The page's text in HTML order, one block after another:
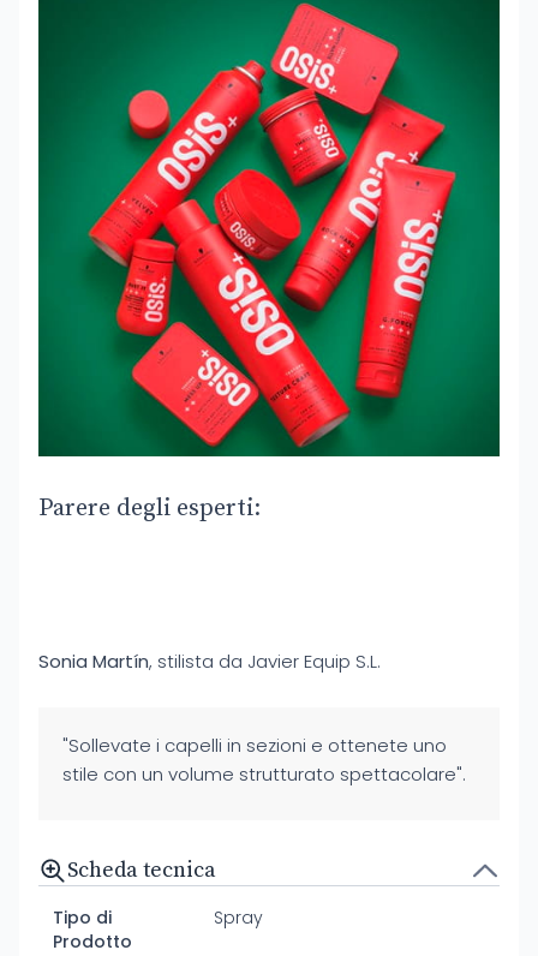
Parere degli esperti:
Sonia Martín, stilista da Javier Equip S.L.
"Sollevate i capelli in sezioni e ottenete uno
stile con un volume strutturato spettacolare".
Scheda tecnica
Tipo di
Prodotto
Spray